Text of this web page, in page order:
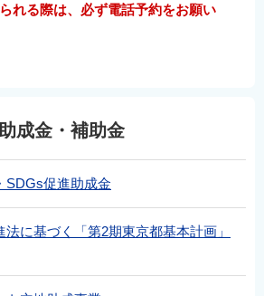
れる際は、必ず電話予約をお願い
成金・補助金
SDGs促進助成金
に基づく「第2期東京都基本計画」